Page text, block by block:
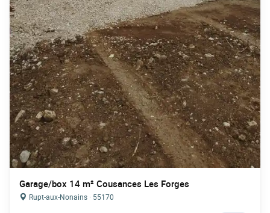
Garage/box 14 m² Cousances Les Forges
Rupt-aux-Nonains · 55170